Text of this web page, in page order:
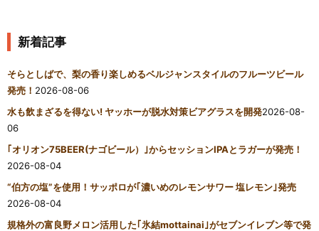
新着記事
そらとしばで、梨の香り楽しめるベルジャンスタイルのフルーツビール
発売！ 2026-08-06
水も飲まざるを得ない! ヤッホーが脱水対策ビアグラスを開発2026-08-
06
｢オリオン75BEER(ナゴビール）｣からセッションIPAとラガーが発売！
2026-08-04
“伯方の塩”を使用！サッポロが｢濃いめのレモンサワー 塩レモン｣発売
2026-08-04
規格外の富良野メロン活用した｢氷結mottainai｣がセブンイレブン等で発